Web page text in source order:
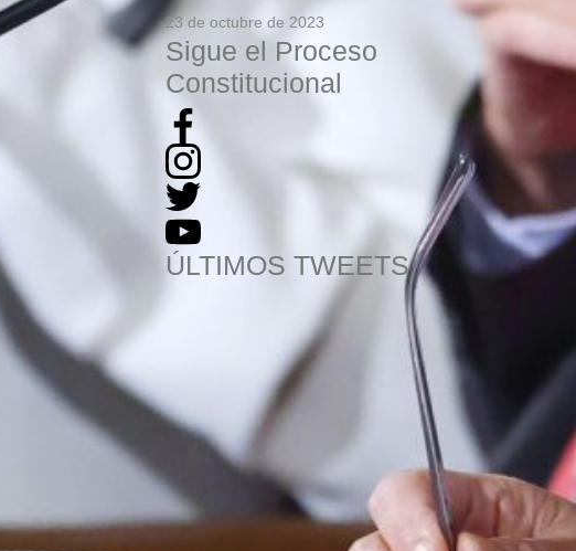
23 de octubre de 2023
Sigue el Proceso
Constitucional
ÚLTIMOS TWEETS